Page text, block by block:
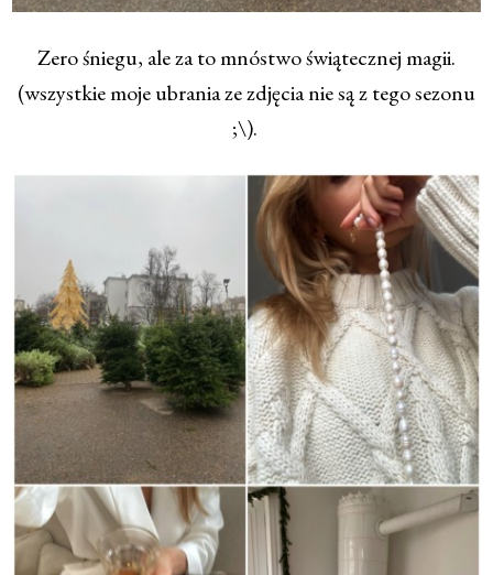
Zero śniegu, ale za to mnóstwo świątecznej magii.
(wszystkie moje ubrania ze zdjęcia nie są z tego sezonu
;\).